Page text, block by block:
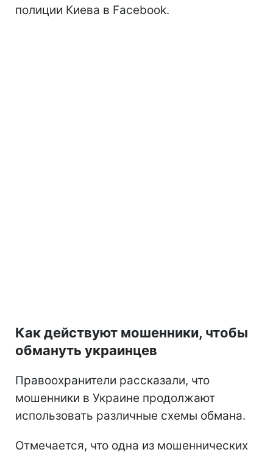
полиции Киева в Facebook.
Как действуют мошенники, чтобы
обмануть украинцев
Правоохранители рассказали, что
мошенники в Украине продолжают
использовать различные схемы обмана.
Отмечается, что одна из мошеннических